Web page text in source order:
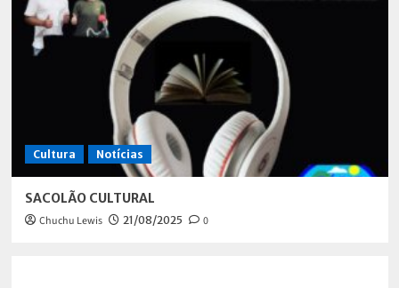
Cultura Notícias
SACOLÃO CULTURAL
Chuchu Lewis 21/08/2025 0